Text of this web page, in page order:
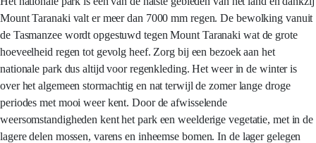
Mount Taranaki valt er meer dan 7000 mm regen. De bewolking vanuit
de Tasmanzee wordt opgestuwd tegen Mount Taranaki wat de grote
hoeveelheid regen tot gevolg heef. Zorg bij een bezoek aan het
nationale park dus altijd voor regenkleding. Het weer in de winter is
over het algemeen stormachtig en nat terwijl de zomer lange droge
periodes met mooi weer kent. Door de afwisselende
weersomstandigheden kent het park een weelderige vegetatie, met in de
lagere delen mossen, varens en inheemse bomen. In de lager gelegen